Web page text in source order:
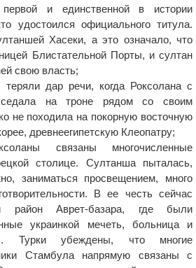
и единственной в истории
удостоился официального титула.
Хасеки, а это означало, что
Блистательной Порты, и султан
свою власть;
теряли дар речи, когда Роксолана с
на троне рядом со своим
не походила на покорную восточную
древнеегипетскую Клеопатру;
связаны многочисленные
столице. Султанша пыталась,
заниматься просвещением, много
В ее честь сейчас
район Аврет-базара, где были
украинкой мечеть, больница и
Турки убеждены, что многие
Стамбула напрямую связаны с